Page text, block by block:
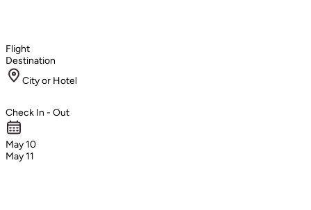
Flight
Destination
City or Hotel
Check In - Out
May 10
May 11